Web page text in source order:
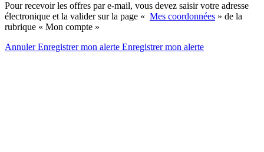
Pour recevoir les offres par e-mail, vous devez saisir votre adresse
électronique et la valider sur la page « Mes coordonnées » de la
rubrique « Mon compte »
AnnulerEnregistrer mon alerte Enregistrermon alerte